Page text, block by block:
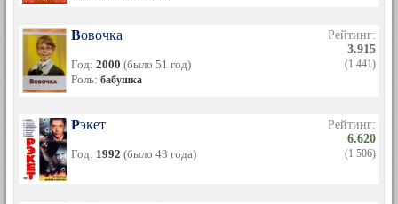
Вовочка
Год: 2000 (было 51 год)
Роль: бабушка
Рейтинг:
3.915
(1 441)
Рэкет
Год: 1992 (было 43 года)
Рейтинг:
6.620
(1 506)